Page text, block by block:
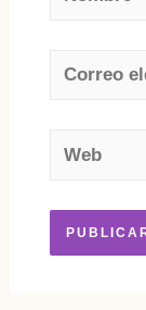
Correo
Web